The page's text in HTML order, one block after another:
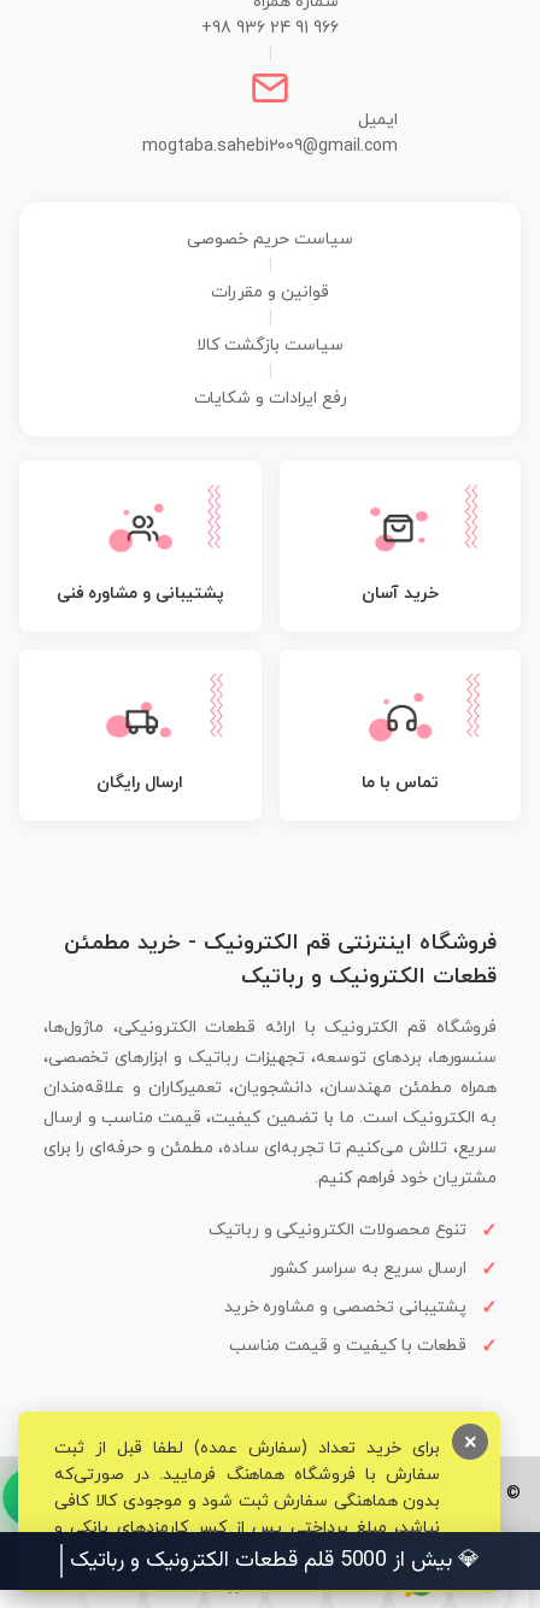
+98 936 24 91 966
ایمیل
mogtaba.sahebi2009@gmail.com
سیاست حریم خصوصی
قوانین و مقررات
سیاست بازگشت کالا
رفع ایرادات و شکایات
خرید آسان پشتیبانی و مشاوره فنی
تماس با ما ارسال رایگان
فروشگاه اینترنتی قم الکترونیک - خرید مطمئن
قطعات الکترونیک و رباتیک
فروشگاه قم الکترونیک با ارائه قطعات الکترونیکی، ماژول‌ها،
سنسورها، بردهای توسعه، تجهیزات رباتیک و ابزارهای تخصصی،
همراه مطمئن مهندسان، دانشجویان، تعمیرکاران و علاقه‌مندان
به الکترونیک است. ما با تضمین کیفیت، قیمت مناسب و ارسال
سریع، تلاش می‌کنیم تا تجربه‌ای ساده، مطمئن و حرفه‌ای را برای
مشتریان خود فراهم کنیم.
تنوع محصولات الکترونیکی و رباتیک
ارسال سریع به سراسر کشور
پشتیبانی تخصصی و مشاوره خرید
قطعات با کیفیت و قیمت مناسب
© تمامی حقوق برای فروشگاه تخصصی قم الکترونیک محفوظ می‌باشد.
برای خرید تعداد (سفارش عمده) لطفا قبل از ثبت
سفارش با فروشگاه هماهنگ فرمایید. در صورتی‌که
بدون هماهنگی سفارش ثبت شود و موجودی کالا کافی
نباشد، مبلغ پرداختی پس از کسر کارمزدهای بانکی و
مالیاتی به حساب شما بازگشت داده خواهد شد.
×
💎 بیش از 5000 قلم قطعات الکترونیک و رباتیک